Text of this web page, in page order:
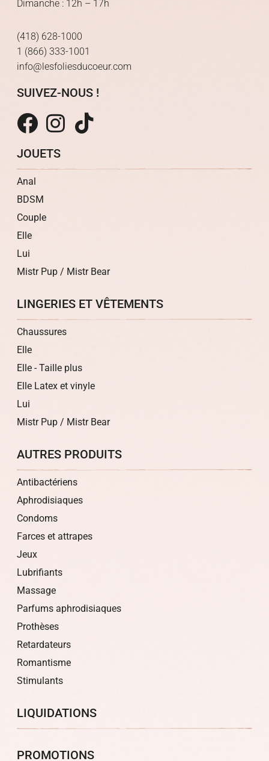
Dimanche : 12h – 17h
(418) 628-1000
1 (866) 333-1001
info@lesfoliesducoeur.com
SUIVEZ-NOUS !
JOUETS
Anal
BDSM
Couple
Elle
Lui
Mistr Pup / Mistr Bear
LINGERIES ET VÊTEMENTS
Chaussures
Elle
Elle - Taille plus
Elle Latex et vinyle
Lui
Mistr Pup / Mistr Bear
AUTRES PRODUITS
Antibactériens
Aphrodisiaques
Condoms
Farces et attrapes
Jeux
Lubrifiants
Massage
Parfums aphrodisiaques
Prothèses
Retardateurs
Romantisme
Stimulants
LIQUIDATIONS
PROMOTIONS